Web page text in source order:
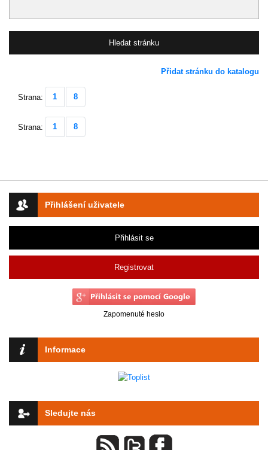
Přihlášení uživatele
Přihlásit se
Registrovat
Zapomenuté heslo
Informace
Sledujte nás
Přidat stránku do katalogu
Strana: 1 8
Strana: 1 8